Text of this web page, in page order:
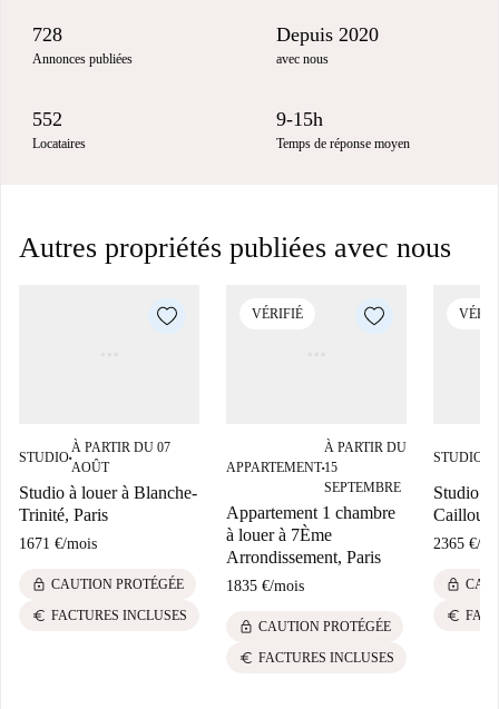
728
Annonces publiées
Depuis 2020
avec nous
552
Locataires
9-15h
Temps de réponse moyen
Autres propriétés publiées avec nous
STUDIO■
À PARTIR DU 07
AOÛT
Studio à louer à Blanche-
Trinité, Paris
1671 €/mois
lock CAUTION PROTÉGÉE
euro FACTURES INCLUSES
VÉRIFIÉ
APPARTEMENT■
À PARTIR DU
15
SEPTEMBRE
Appartement 1 chambre
à louer à 7Ème
Arrondissement, Paris
1835 €/mois
lock CAUTION PROTÉGÉE
euro FACTURES INCLUSES
STUDIO
Studio à
Caillou,
2365 €/
lock
euro